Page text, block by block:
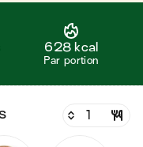
628 kcal
Par portion